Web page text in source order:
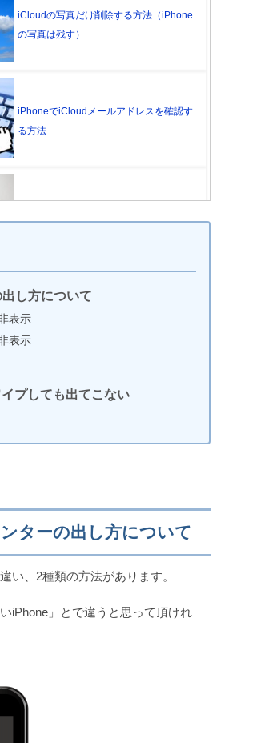
iCloudの写真だけ削除する方法（iPhone
の写真は残す）
iPhoneでiCloudメールアドレスを確認す
る方法
する方法（iPhone）
iPhoneカメラの写真に写る「青い点」の
正体と対処法4選
【iPhoneカメラ】写真のアスペクト比を
を減らす方法（iPhone）
し方について
表示
表示
プしても出てこない
ターの出し方について
い、2種類の方法があります。
iPhone」とで違うと思って頂けれ